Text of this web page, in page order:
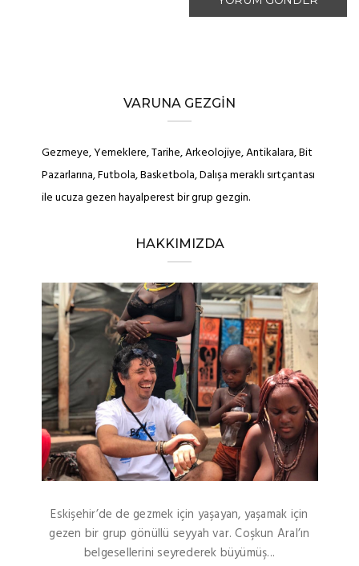
VARUNA GEZGIN
Gezmeye, Yemeklere, Tarihe, Arkeolojiye, Antikalara, Bit
Pazarlarına, Futbola, Basketbola, Dalışa meraklı sırtçantası
ile ucuza gezen hayalperest bir grup gezgin.
HAKKIMIZDA
Eskişehir’de de gezmek için yaşayan, yaşamak için
gezen bir grup gönüllü seyyah var. Coşkun Aral’ın
belgesellerini seyrederek büyümüş...